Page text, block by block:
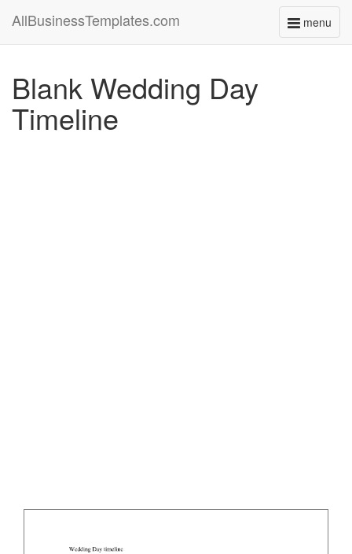
menu
Toggle
AllBusinessTemplates.com
Blank Wedding Day
Timeline